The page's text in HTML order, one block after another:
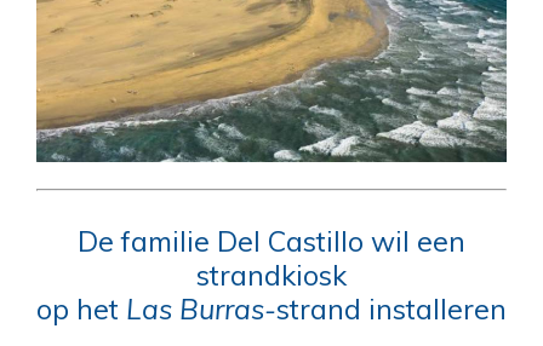
De familie Del Castillo wil een
strandkiosk
op het Las Burras-strand installeren